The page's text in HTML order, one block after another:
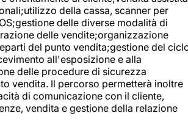
della cassa, scanner per
delle diverse modalità di
delle vendite;organizzazione
del punto vendita;gestione del
all'esposizione e alla
delle procedure di sicurezza
vendita. Il percorso permetterà inoltre
di comunicazione con il cliente,
vendita e gestione della relazione